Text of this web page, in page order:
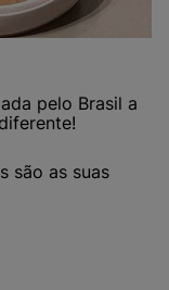
pelo Brasil a
são as suas